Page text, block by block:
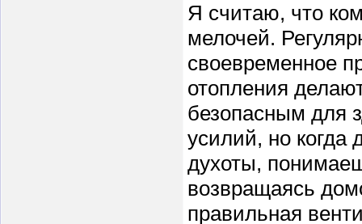
Я считаю, что
мелочей.
своевременное
отопления
безопасным для
усилий, но
духоты,
возвращаясь
правильная